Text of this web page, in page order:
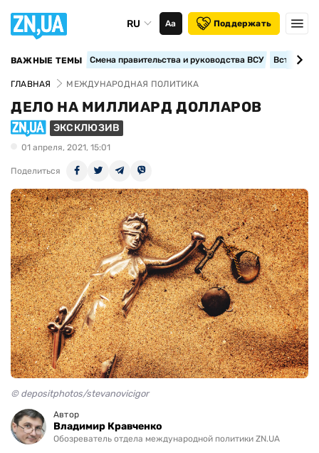
RU Аа Поддержать
ВАЖНЫЕ ТЕМЫ Смена правительства и руководства ВСУ
ГЛАВНАЯ МЕЖДУНАРОДНАЯ ПОЛИТИКА
ДЕЛО НА МИЛЛИАРД ДОЛЛАРОВ
ЭКСКЛЮЗИВ
01 апреля, 2021, 15:01
Поделиться
© depositphotos/stevanovicigor
Автор
Владимир Кравченко
Обозреватель отдела международной политики ZN.UA